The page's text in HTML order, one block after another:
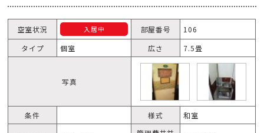
空室状況 入居中 部屋番号
106
タイプ
個室 広さ 7.5畳
写真
条件 様式 和室